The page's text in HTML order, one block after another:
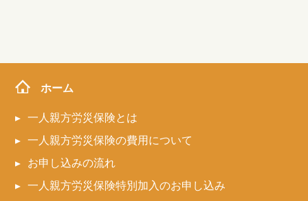
ホーム
一人親方労災保険とは
一人親方労災保険の費用について
お申し込みの流れ
一人親方労災保険特別加入のお申し込み